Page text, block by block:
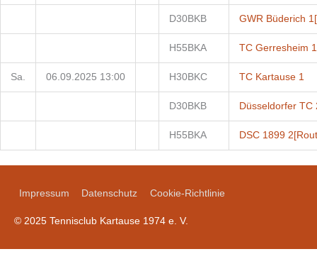
D30BKB GWR Büderich 1
H55BKA TC Gerresheim 1
Sa. 06.09.2025 13:00 H30BKC TC Kartause 1
D30BKB Düsseldorfer TC
H55BKA DSC 1899 2
Impressum Datenschutz Cookie-Richtlinie
© 2025 Tennisclub Kartause 1974 e. V.